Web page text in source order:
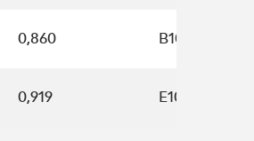
0,860 B10122
0,919 E10167